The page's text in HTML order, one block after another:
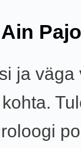
ja väga